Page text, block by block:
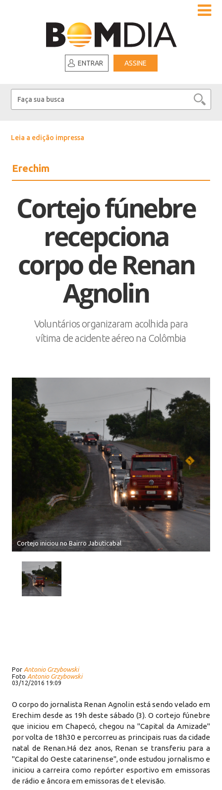
ENTRAR ASSINE
Leia a edição impressa
Erechim
Cortejo fúnebre
recepciona
corpo de Renan
Agnolin
Voluntários organizaram acolhida para
vítima de acidente aéreo na Colômbia
Cortejo iniciou no Bairro Jabuticabal
Por Antonio Grzybowski
Foto Antonio Grzybowski
03/12/2016 19:09
O corpo do jornalista Renan Agnolin está sendo velado em
Erechim desde as 19h deste sábado (3). O cortejo fúnebre
que iniciou em Chapecó, chegou na "Capital da Amizade"
por volta de 18h30 e percorreu as principais ruas da cidade
natal de Renan.Há dez anos, Renan se transferiu para a
"Capital do Oeste catarinense", onde estudou jornalismo e
iniciou a carreira como repórter esportivo em emissoras
de rádio e âncora em emissoras de t elevisão.